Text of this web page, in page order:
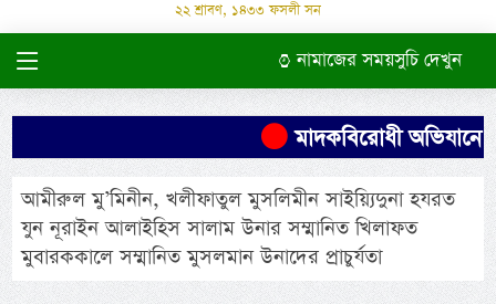
২২ শ্রাবণ, ১৪৩৩ ফসলী সন
নামাজের সময়সুচি দেখুন
মাদকবিরোধী অভিযানে
আমীরুল মু’মিনীন, খলীফাতুল মুসলিমীন সাইয়্যিদুনা হযরত
যুন নূরাইন আলাইহিস সালাম উনার সম্মানিত খিলাফত
মুবারককালে সম্মানিত মুসলমান উনাদের প্রাচুর্যতা